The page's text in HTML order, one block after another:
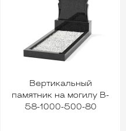
Вертикальный
памятник на могилу B-
58-1000-500-80